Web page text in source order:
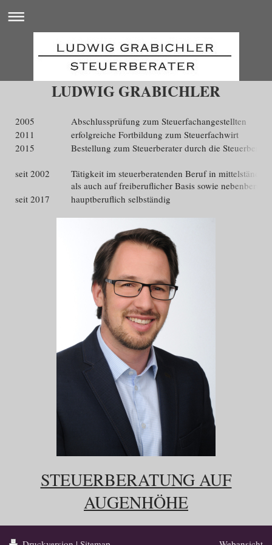
LUDWIG GRABICHLER
2005
Abschlussprüfung zum Steuerfachangestellten
2011
erfolgreiche Fortbildung zum Steuerfachwirt
2015
Bestellung zum Steuerberater durch die
seit 2002
Tätigkeit im steuerberatenden Beruf in
als auch auf freiberuflicher Basis sowie
seit 2017
hauptberuflich selbständig
STEUERBERATUNG AUF
AUGENHÖHE